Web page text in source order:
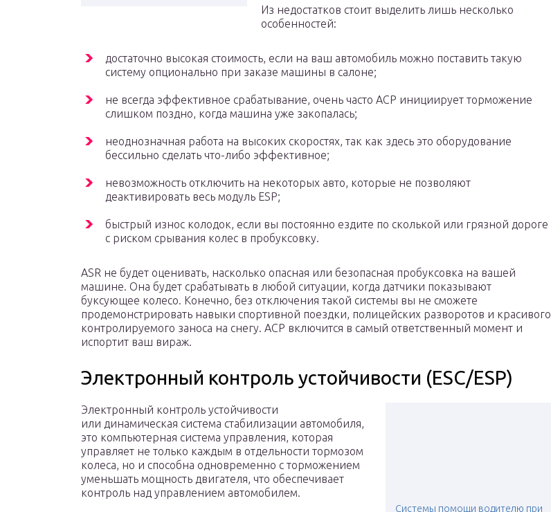
Из недостатков стоит выделить лишь несколько
особенностей:
достаточно высокая стоимость, если на ваш автомобиль можно поставить такую
систему опционально при заказе машины в салоне;
не всегда эффективное срабатывание, очень часто АСР инициирует торможение
слишком поздно, когда машина уже закопалась;
неоднозначная работа на высоких скоростях, так как здесь это оборудование
бессильно сделать что-либо эффективное;
невозможность отключить на некоторых авто, которые не позволяют
деактивировать весь модуль ESP;
быстрый износ колодок, если вы постоянно ездите по сколькой или грязной дороге
с риском срывания колес в пробуксовку.
ASR не будет оценивать, насколько опасная или безопасная пробуксовка на вашей
машине. Она будет срабатывать в любой ситуации, когда датчики показывают
буксующее колесо. Конечно, без отключения такой системы вы не сможете
продемонстрировать навыки спортивной поездки, полицейских разворотов и красивого
контролируемого заноса на снегу. АСР включится в самый ответственный момент и
испортит ваш вираж.
Электронный контроль устойчивости (ESC/ESP)
Системы помощи водителю при
Электронный контроль устойчивости
или динамическая система стабилизации автомобиля,
это компьютерная система управления, которая
управляет не только каждым в отдельности тормозом
колеса, но и способна одновременно с торможением
уменьшать мощность двигателя, что обеспечивает
контроль над управлением автомобилем.